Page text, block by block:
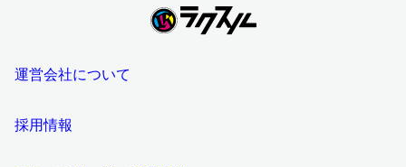
運営会社について
採用情報